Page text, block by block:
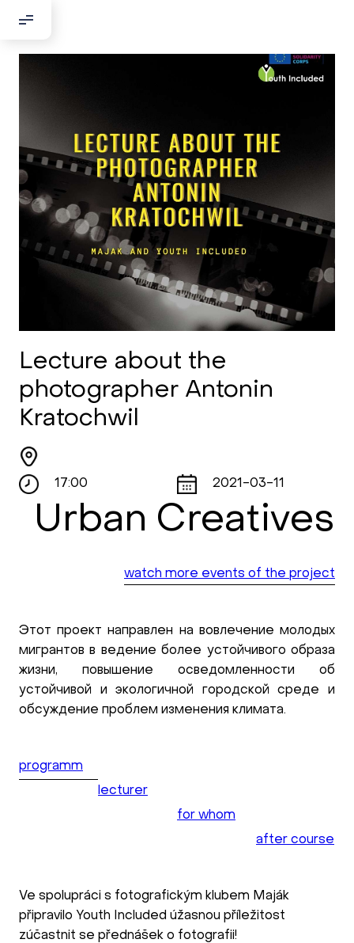
По адресу:
Kontaktní e-mail:
youthincluded@gmail.com
Или в соцсети Telegram:
@Interkulturnipracepraha14
Lecture about the
photographer Antonin
Kratochwil
17:00 2021-03-11
Urban Creatives
watch more events of the project
Этот проект направлен на вовлечение молодых
мигрантов в ведение более устойчивого образа
жизни, повышение осведомленности об
устойчивой и экологичной городской среде и
обсуждение проблем изменения климата.
programm
lecturer
for whom
after course
Ve spolupráci s fotografickým klubem Maják
připravilo Youth Included úžasnou příležitost
zúčastnit se přednášek o fotografii!